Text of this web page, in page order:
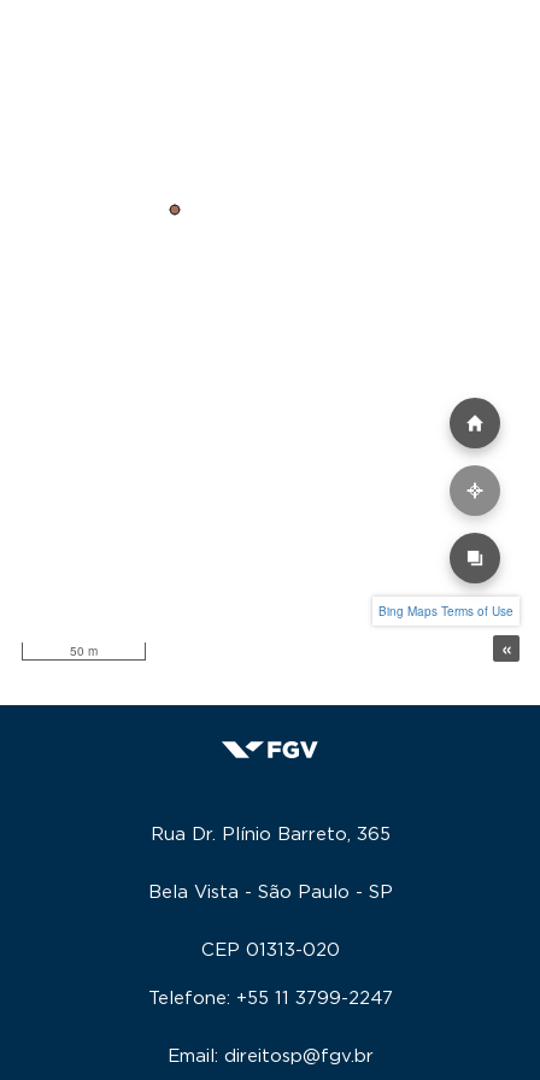
Rua Dr. Plínio Barreto, 365
Bela Vista - São Paulo - SP
CEP 01313-020
Telefone: +55 11 3799-2247
Email: direitosp@fgv.br